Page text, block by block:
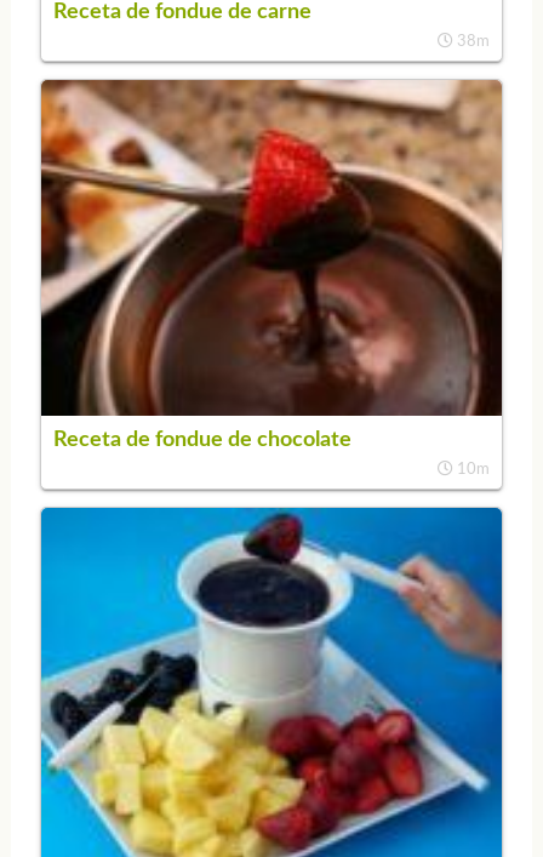
Receta de fondue de carne
38m
Receta de fondue de chocolate
10m